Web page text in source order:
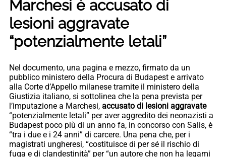
Marchesi è accusato di
lesioni aggravate
“potenzialmente letali”
Nel documento, una pagina e mezzo, firmato da un
pubblico ministero della Procura di Budapest e arrivato
alla Corte d’Appello milanese tramite il ministero della
Giustizia italiano, si sottolinea che la pena prevista per
l’imputazione a Marchesi, accusato di lesioni aggravate
“potenzialmente letali” per aver aggredito dei neonazisti a
Budapest poco più di un anno fa, in concorso con Salis, è
“tra i due e i 24 anni” di carcere. Una pena che, per i
magistrati ungheresi, “costituisce di per sé il rischio di
fuga e di clandestinità” per “un autore che non ha legami